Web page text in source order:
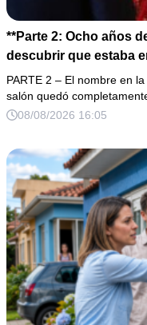
**Parte 2: Ocho años
descubrir que estaba
a la cena de Navidad
de la mujer a la que
que jamás imaginó fue
PARTE 2 – El nombre en
salón quedó
08/08/2026 16:05